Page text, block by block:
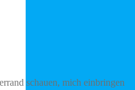
schauen, mich einbringen